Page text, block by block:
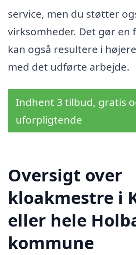
service, men du støtter
virksomheder. Det gør en
kan også resultere i
med det udførte arbejde.
Indhent 3 tilbud, gratis
uforpligtende
Oversigt over
kloakmestre i
eller hele
kommune